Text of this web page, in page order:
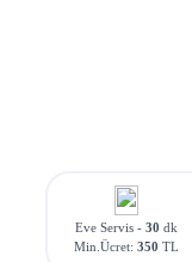
Eve Servis -30 dk
Min.Ücret:350 TL